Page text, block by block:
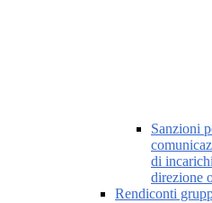
Sanzioni
di
direzione
Rendiconti